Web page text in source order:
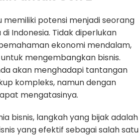
memiliki potensi menjadi seorang
Indonesia. Tidak diperlukan
ekonomi mendalam,
mengembangkan bisnis.
akan menghadapi tantangan
kompleks, namun dengan
mengatasinya.
bisnis, langkah yang bijak adalah
yang efektif sebagai salah satu